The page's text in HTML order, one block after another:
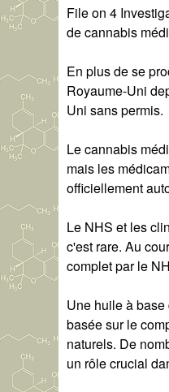
File on 4
de cannabis
En plus de se
Royaume-Uni
Uni sans permis.
Le cannabis
mais les
officiellement
Le NHS et les
c'est rare. Au
complet par le
Une huile à
basée sur le
naturels. De
un rôle crucial